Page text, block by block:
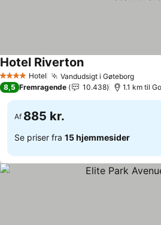
4 StjernerHotel Vandudsigt i Gøteborg
Hotel Riverton
8,5 Fremragende 10.438 1.1 km til
Af 885 kr.
Se priser fra 15 hjemmesider